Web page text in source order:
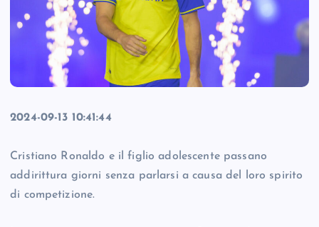
2024-09-13 10:41:44
Cristiano Ronaldo e il figlio adolescente passano
addirittura giorni senza parlarsi a causa del loro spirito
di competizione.